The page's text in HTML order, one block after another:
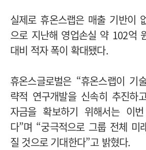
실제로 휴온스랩은 매출 기반이
으로 지난해 영업손실 약 102억
대비 적자 폭이 확대됐다.
휴온스글로벌은 “휴온스랩이 기
략적 연구개발을 신속히 추진하
자금을 확보하기 위해서는 이
다”며 “궁극적으로 그룹 전체 미
질 것으로 기대한다”고 밝혔다.